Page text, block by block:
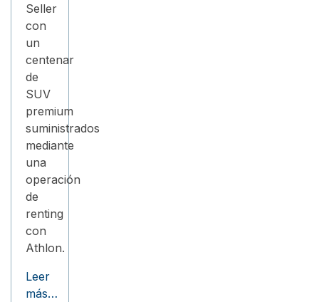
Seller
con
un
centenar
de
SUV
premium
suministrados
mediante
una
operación
de
renting
con
Athlon.
Leer
más…